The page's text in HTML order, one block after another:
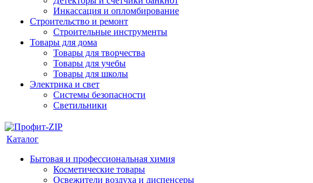
Инкассация и опломбирование
Строительство и ремонт
Строительные инструменты
Товары для дома
Товары для творчества
Товары для учебы
Товары для школы
Электрика и свет
Системы безопасности
Светильники
Каталог
Бытовая и профессиональная химия
Косметические товары
Освежители воздуха и диспенсеры